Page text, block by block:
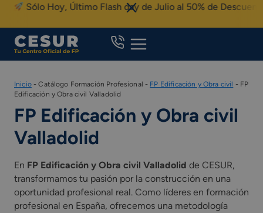
Skip
content
Sólo Hoy, Último Flash day de Julio al 50% de Descuento
Inicio-Catálogo Formación Profesional - FP Edificación y Obra civil - FP
Edificación y Obra civil Valladolid
FP Edificación y Obra civil
Valladolid
En FP Edificación y Obra civil Valladolid de CESUR,
transformamos tu pasión por la construcción en una
oportunidad profesional real. Como líderes en formación
profesional en España, ofrecemos una metodología